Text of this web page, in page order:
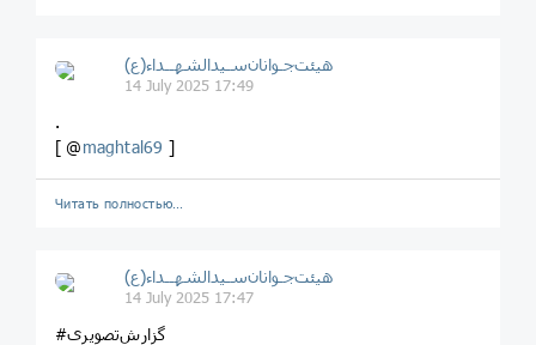
هیئت‌جـوانان‌سـیدالشهــداء(ع)
14 July 2025 17:49
.
[ @maghtal69 ]
Читать полностью…
هیئت‌جـوانان‌سـیدالشهــداء(ع)
14 July 2025 17:47
#گزارش‌تصویری